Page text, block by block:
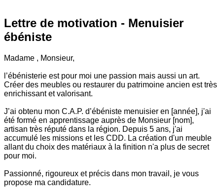
Lettre de motivation - Menuisier
ébéniste
Madame , Monsieur,
l’ébénisterie est pour moi une passion mais aussi un art.
Créer des meubles ou restaurer du patrimoine ancien est très
enrichissant et valorisant.
J’ai obtenu mon C.A.P. d’ébéniste menuisier en [année], j'ai
été formé en apprentissage auprès de Monsieur [nom],
artisan très réputé dans la région. Depuis 5 ans, j'ai
accumulé les missions et les CDD. La création d'un meuble
allant du choix des matériaux à la finition n'a plus de secret
pour moi.
Passionné, rigoureux et précis dans mon travail, je vous
propose ma candidature.